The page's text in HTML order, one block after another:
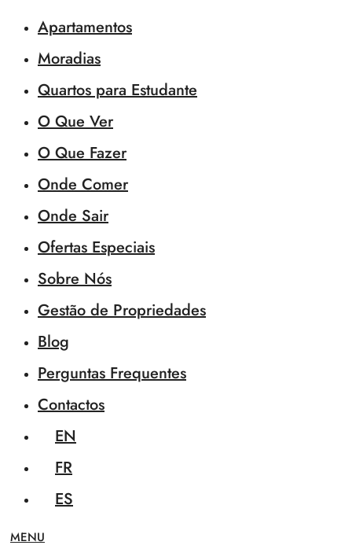
Apartamentos
Moradias
Quartos para Estudante
O Que Ver
O Que Fazer
Onde Comer
Onde Sair
Ofertas Especiais
Sobre Nós
Gestão de Propriedades
Blog
Perguntas Frequentes
Contactos
EN
FR
ES